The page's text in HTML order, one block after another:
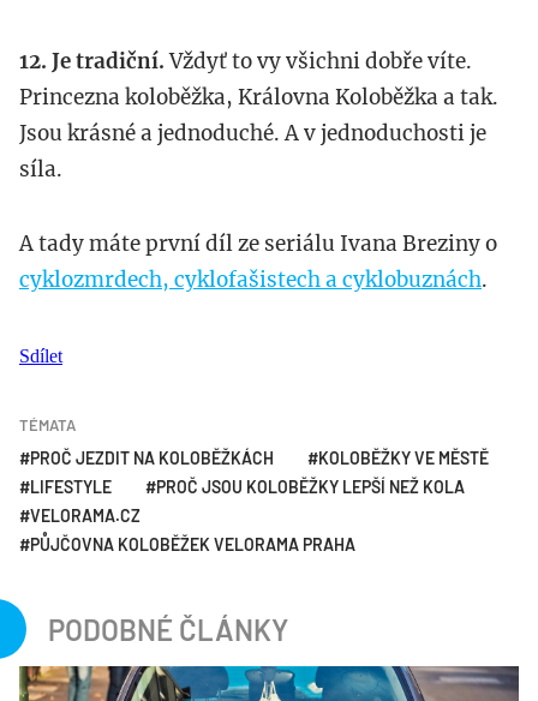
12. Je tradiční.Vždyť to vy všichni dobře víte.
Princezna koloběžka, Královna Koloběžka a tak.
Jsou krásné a jednoduché. A v jednoduchosti je
síla.
A tady máte první díl ze seriálu Ivana Breziny o
cyklozmrdech, cyklofašistech a cyklobuznách.
Sdílet
TÉMATA
PROČ JEZDIT NA KOLOBĚŽKÁCH
KOLOBĚŽKY VE MĚSTĚ
LIFESTYLE
PROČ JSOU KOLOBĚŽKY LEPŠÍ NEŽ KOLA
VELORAMA.CZ
PŮJČOVNA KOLOBĚŽEK VELORAMA PRAHA
PODOBNÉ ČLÁNKY